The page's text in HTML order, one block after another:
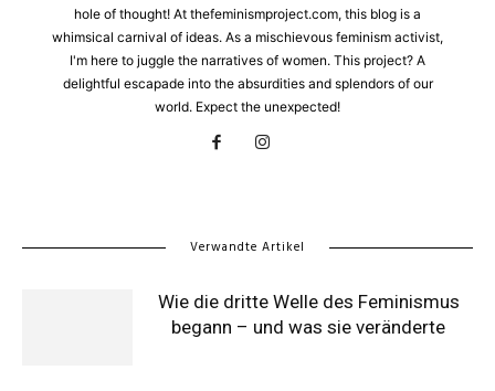
hole of thought! At thefeminismproject.com, this blog is a
whimsical carnival of ideas. As a mischievous feminism activist,
I'm here to juggle the narratives of women. This project? A
delightful escapade into the absurdities and splendors of our
world. Expect the unexpected!
Verwandte Artikel
Wie die dritte Welle des Feminismus
begann – und was sie veränderte